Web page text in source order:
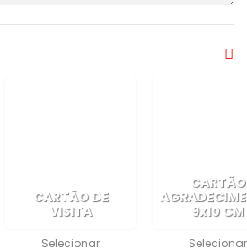
CARTÃO DE
VISITA
Selecionar
CARTÃO
9x10 CM
Selecionar